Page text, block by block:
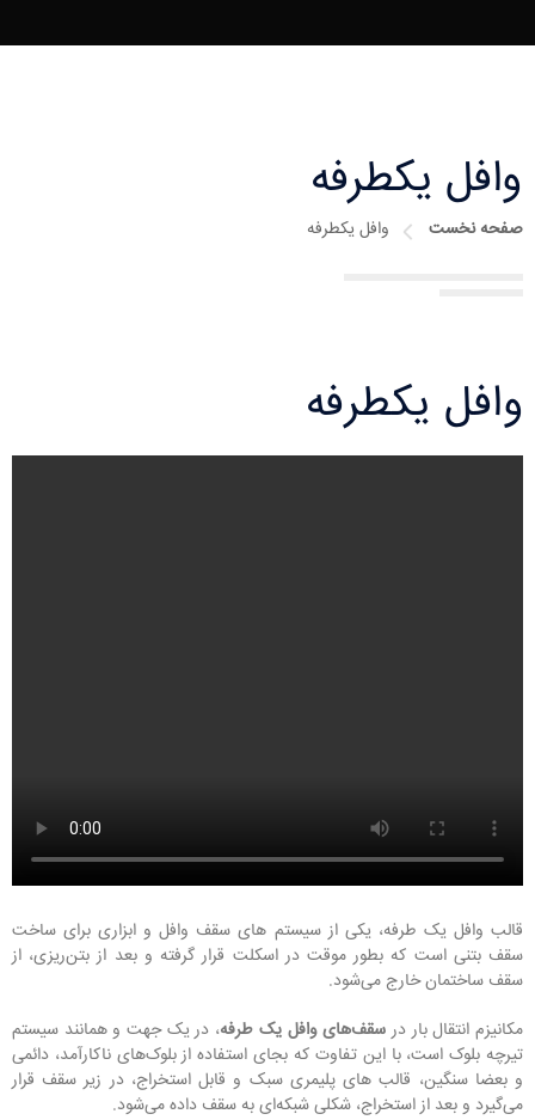
وافل یکطرفه
صفحه نخست وافل یکطرفه
وافل یکطرفه
قالب وافل یک طرفه، یکی از سیستم های سقف وافل و ابزاری برای ساخت
سقف بتنی است که بطور موقت در اسکلت قرار گرفته و بعد از بتن‌ریزی، از
سقف ساختمان خارج می‌شود.
مکانیزم انتقال بار در سقف‌های وافل یک طرفه، در یک جهت و همانند سیستم
تیرچه بلوک است، با این تفاوت که بجای استفاده از بلوک‌های ناکارآمد، دائمی
و بعضا سنگین، قالب های پلیمری سبک و قابل استخراج، در زیر سقف قرار
می‌گیرد و بعد از استخراج، شکلی شبکه‌ای به سقف داده می‌شود.